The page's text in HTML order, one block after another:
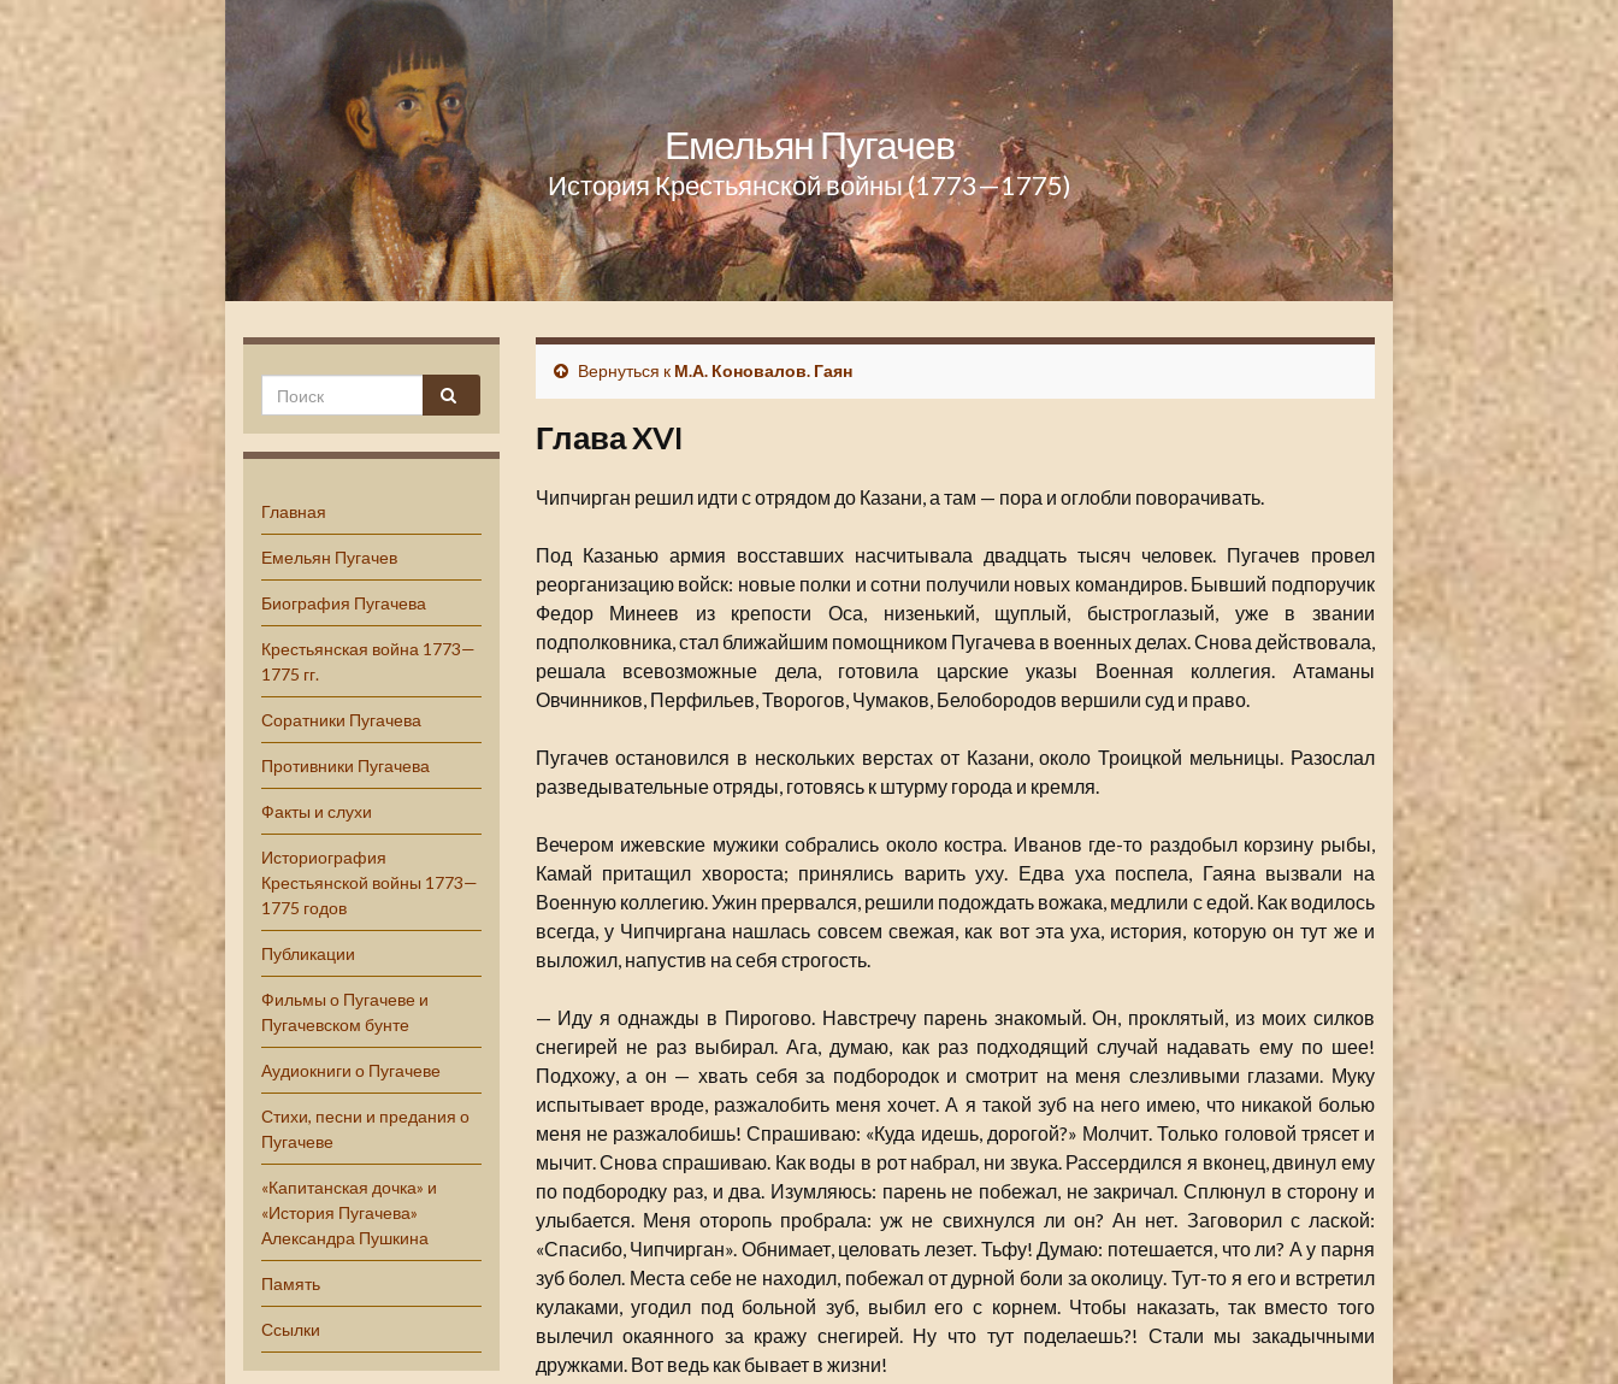
Емельян Пугачев
История Крестьянской войны (1773—1775)
Главная
Емельян Пугачев
Биография Пугачева
Крестьянская война 1773—
1775 гг.
Соратники Пугачева
Противники Пугачева
Факты и слухи
Историография
Крестьянской войны 1773—
1775 годов
Публикации
Фильмы о Пугачеве и
Пугачевском бунте
Аудиокниги о Пугачеве
Стихи, песни и предания о
Пугачеве
«Капитанская дочка» и
«История Пугачева»
Александра Пушкина
Память
Ссылки
Вернуться к М.А. Коновалов. Гаян
Глава XVI
Чипчирган решил идти с отрядом до Казани, а там — пора и оглобли поворачивать.
Под Казанью армия восставших насчитывала двадцать тысяч человек. Пугачев провел
реорганизацию войск: новые полки и сотни получили новых командиров. Бывший подпоручик
Федор Минеев из крепости Оса, низенький, щуплый, быстроглазый, уже в звании
подполковника, стал ближайшим помощником Пугачева в военных делах. Снова действовала,
решала всевозможные дела, готовила царские указы Военная коллегия. Атаманы
Овчинников, Перфильев, Творогов, Чумаков, Белобородов вершили суд и право.
Пугачев остановился в нескольких верстах от Казани, около Троицкой мельницы. Разослал
разведывательные отряды, готовясь к штурму города и кремля.
Вечером ижевские мужики собрались около костра. Иванов где-то раздобыл корзину рыбы,
Камай притащил хвороста; принялись варить уху. Едва уха поспела, Гаяна вызвали на
Военную коллегию. Ужин прервался, решили подождать вожака, медлили с едой. Как водилось
всегда, у Чипчиргана нашлась совсем свежая, как вот эта уха, история, которую он тут же и
выложил, напустив на себя строгость.
— Иду я однажды в Пирогово. Навстречу парень знакомый. Он, проклятый, из моих силков
снегирей не раз выбирал. Ага, думаю, как раз подходящий случай надавать ему по шее!
Подхожу, а он — хвать себя за подбородок и смотрит на меня слезливыми глазами. Муку
испытывает вроде, разжалобить меня хочет. А я такой зуб на него имею, что никакой болью
меня не разжалобишь! Спрашиваю: «Куда идешь, дорогой?» Молчит. Только головой трясет и
мычит. Снова спрашиваю. Как воды в рот набрал, ни звука. Рассердился я вконец, двинул ему
по подбородку раз, и два. Изумляюсь: парень не побежал, не закричал. Сплюнул в сторону и
улыбается. Меня оторопь пробрала: уж не свихнулся ли он? Ан нет. Заговорил с лаской:
«Спасибо, Чипчирган». Обнимает, целовать лезет. Тьфу! Думаю: потешается, что ли? А у парня
зуб болел. Места себе не находил, побежал от дурной боли за околицу. Тут-то я его и встретил
кулаками, угодил под больной зуб, выбил его с корнем. Чтобы наказать, так вместо того
вылечил окаянного за кражу снегирей. Ну что тут поделаешь?! Стали мы закадычными
дружками. Вот ведь как бывает в жизни!